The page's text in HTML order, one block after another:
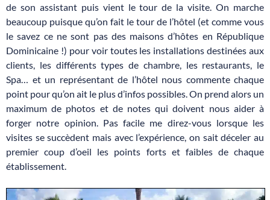
de son assistant puis vient le tour de la visite. On marche
beaucoup puisque qu’on fait le tour de l’hôtel (et comme vous
le savez ce ne sont pas des maisons d’hôtes en République
Dominicaine !) pour voir toutes les installations destinées aux
clients, les différents types de chambre, les restaurants, le
Spa… et un représentant de l’hôtel nous commente chaque
point pour qu’on ait le plus d’infos possibles. On prend alors un
maximum de photos et de notes qui doivent nous aider à
forger notre opinion. Pas facile me direz-vous lorsque les
visites se succèdent mais avec l’expérience, on sait déceler au
premier coup d’oeil les points forts et faibles de chaque
établissement.